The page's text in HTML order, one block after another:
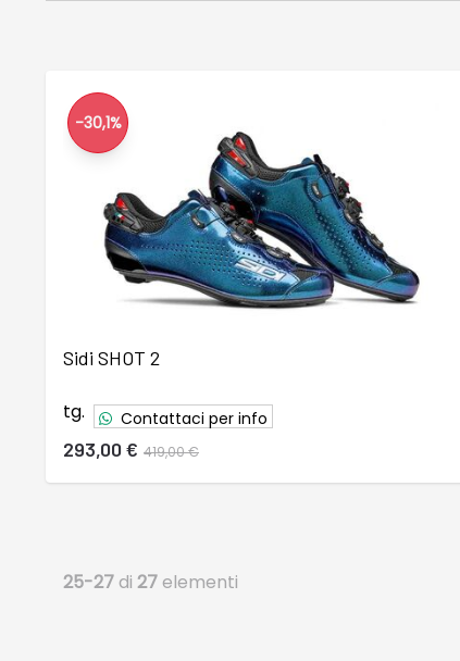
-30,1%
Sidi SHOT 2
tg. Contattaci per info
293,00 € 419,00 €
25-27di 27elementi